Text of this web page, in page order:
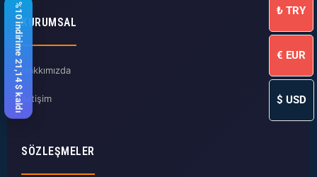
KURUMSAL
Hakkımızda
İletişim
SÖZLEŞMELER
%10 indirime 21,14 $ kaldı ₺ TRY
€ EUR
$ USD